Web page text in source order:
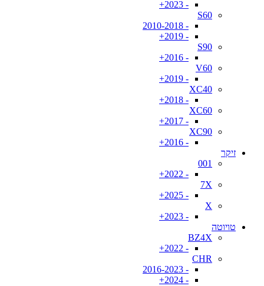
- 2023+
S60
- 2010-2018
- 2019+
S90
- 2016+
V60
- 2019+
XC40
- 2018+
XC60
- 2017+
XC90
- 2016+
זיקר
001
- 2022+
7X
- 2025+
X
- 2023+
טויוטה
BZ4X
- 2022+
CHR
- 2016-2023
- 2024+